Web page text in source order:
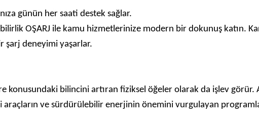
günün her saati destek sağlar.
OŞARJ ile kamu hizmetlerinize modern bir dokunuş katın.
şarj deneyimi yaşarlar.
konusundaki bilincini artıran fiziksel öğeler olarak da işlev görür.
araçların ve sürdürülebilir enerjinin önemini vurgulayan